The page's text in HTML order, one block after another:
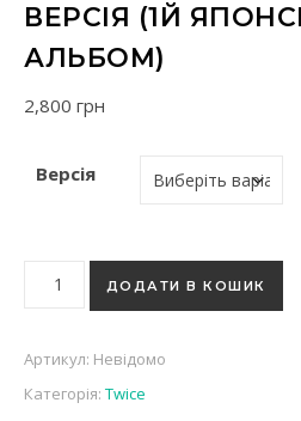
ВЕРСІЯ (1Й
АЛЬБОМ)
2,800 грн
Версія
K-pop альбом MISAMO (Twice) -
ДОДАТИ В КОШИК
Артикул: Невідомо
Категорія: Twice